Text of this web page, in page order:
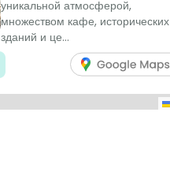
уникальной атмосферой,
множеством кафе, исторических
зданий и це...